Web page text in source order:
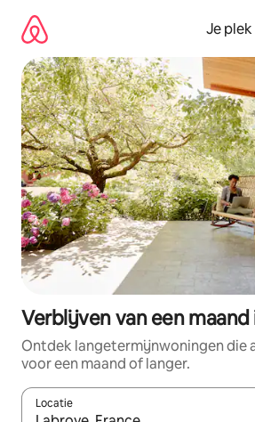
direct
naar
inhoud
Je
Verblijven van een maand
Ontdek langetermijnwoningen die
voor een maand of langer.
Locatie